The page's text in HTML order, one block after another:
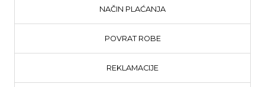
NAČIN PLAĆANJA
POVRAT ROBE
REKLAMACIJE